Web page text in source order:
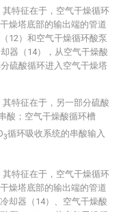
特征在于，空气干燥循环
燥塔底部的输出端的管道
12）和空气干燥循环酸泵
器（14），从空气干燥酸
硫酸循环进入空气干燥塔
特征在于，另一部分硫酸
酸；空气干燥酸循环槽
3循环吸收系统的串酸输入
特征在于，空气干燥循环
燥塔底部的输出端的管道
却器（14）、空气干燥酸